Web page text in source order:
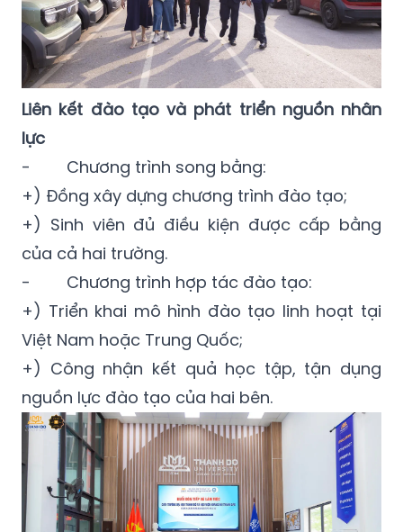
Liên kết đào tạo và phát triển nguồn nhân
lực
- Chương trình song bằng:
+) Đồng xây dựng chương trình đào tạo;
+) Sinh viên đủ điều kiện được cấp bằng
của cả hai trường.
- Chương trình hợp tác đào tạo:
+) Triển khai mô hình đào tạo linh hoạt tại
Việt Nam hoặc Trung Quốc;
+) Công nhận kết quả học tập, tận dụng
nguồn lực đào tạo của hai bên.